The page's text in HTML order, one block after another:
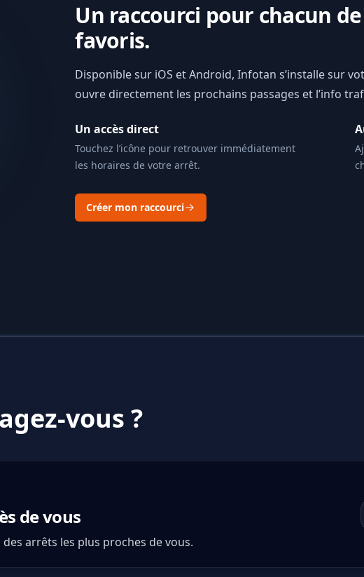
Un raccourci pour chacun
favoris.
Disponible sur iOS et Android, Infotan s’installe sur
ouvre directement les prochains passages et l’info
Un accès direct
Touchez l’icône pour retrouver immédiatement
les horaires de votre arrêt.
Créer mon raccourci
vous ?
de vous
arrêts les plus proches de vous.